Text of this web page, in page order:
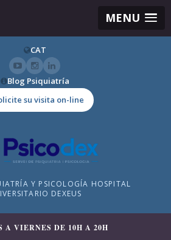
MENU
CAT
Blog Psiquiatría
su visita on-line
Y PSICOLOGÍA HOSPITAL
DEXEUS
A VIERNES DE 10H A 20H